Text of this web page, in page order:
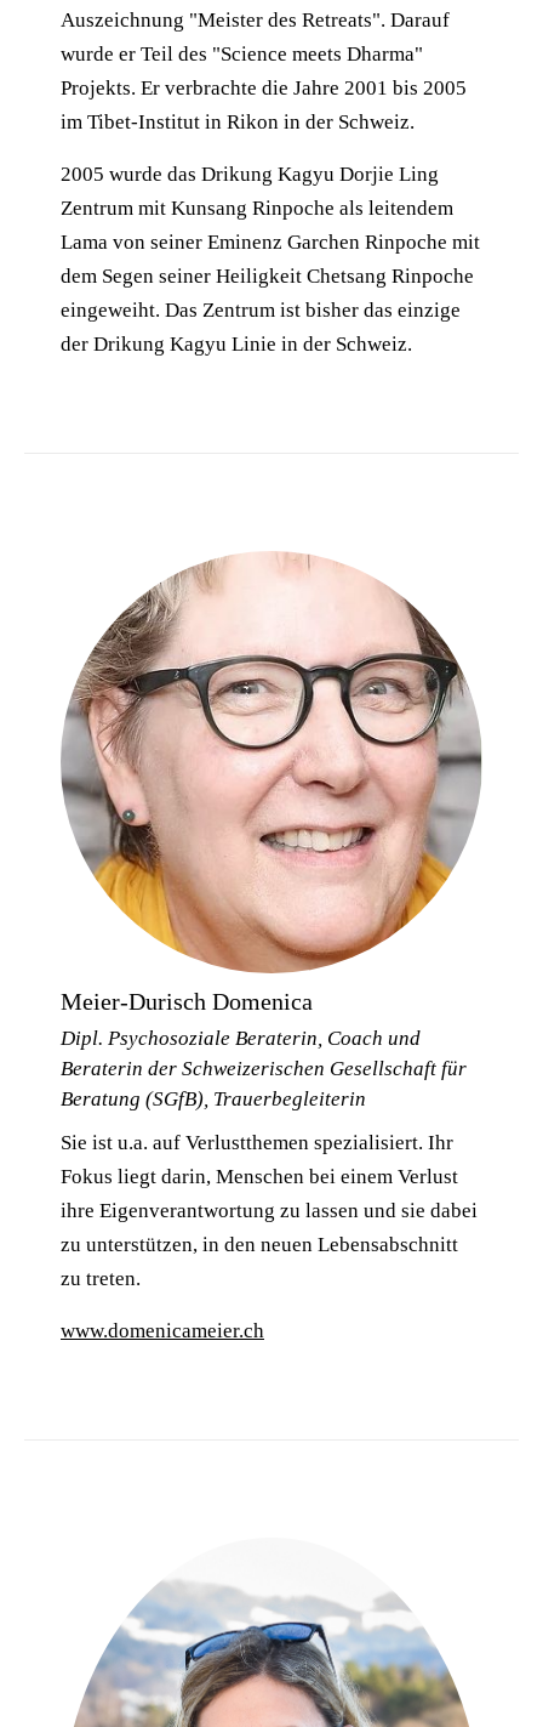
Auszeichnung "Meister des Retreats". Darauf
wurde er Teil des "Science meets Dharma"
Projekts. Er verbrachte die Jahre 2001 bis 2005
im Tibet-Institut in Rikon in der Schweiz.
2005 wurde das Drikung Kagyu Dorjie Ling
Zentrum mit Kunsang Rinpoche als leitendem
Lama von seiner Eminenz Garchen Rinpoche mit
dem Segen seiner Heiligkeit Chetsang Rinpoche
eingeweiht. Das Zentrum ist bisher das einzige
der Drikung Kagyu Linie in der Schweiz.
Meier-Durisch Domenica
Dipl. Psychosoziale Beraterin, Coach und
Beraterin der Schweizerischen Gesellschaft für
Beratung (SGfB), Trauerbegleiterin
Sie ist u.a. auf Verlustthemen spezialisiert. Ihr
Fokus liegt darin, Menschen bei einem Verlust
ihre Eigenverantwortung zu lassen und sie dabei
zu unterstützen, in den neuen Lebensabschnitt
zu treten.
www.domenicameier.ch